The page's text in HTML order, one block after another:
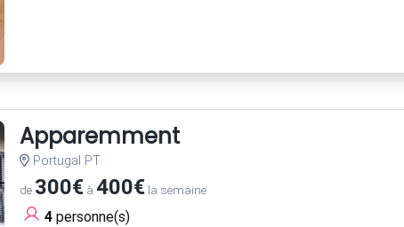
Apparemment
Portugal PT
de 300€à 400€la semaine
4personne(s)